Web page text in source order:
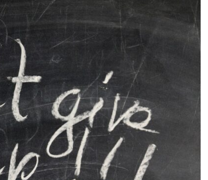
CHARGE MENTALE
Stress après le travail :
comment relâcher la pression
9 JANVIER 2026